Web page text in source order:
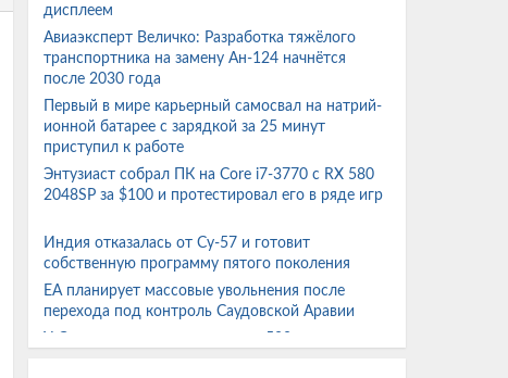
дисплеем
Авиаэксперт Величко: Разработка тяжёлого
транспортника на замену Ан-124 начнётся
после 2030 года
Первый в мире карьерный самосвал на натрий-
ионной батарее с зарядкой за 25 минут
приступил к работе
Энтузиаст собрал ПК на Core i7-3770 с RX 580
2048SP за $100 и протестировал его в ряде игр
Индия отказалась от Су-57 и готовит
собственную программу пятого поколения
EA планирует массовые увольнения после
перехода под контроль Саудовской Аравии